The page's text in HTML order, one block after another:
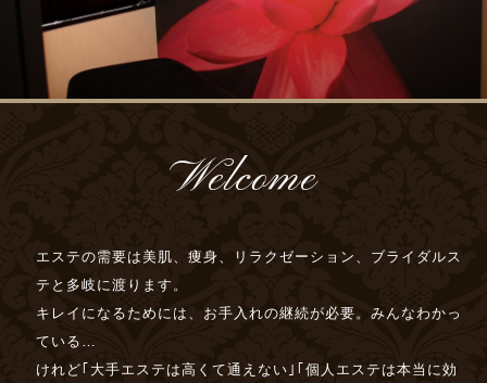
Welcome
エステの需要は美肌、痩身、リラクゼーション、ブライダルス
テと多岐に渡ります。
キレイになるためには、お手入れの継続が必要。みんなわかっ
ている…
けれど｢大手エステは高くて通えない｣｢個人エステは本当に効